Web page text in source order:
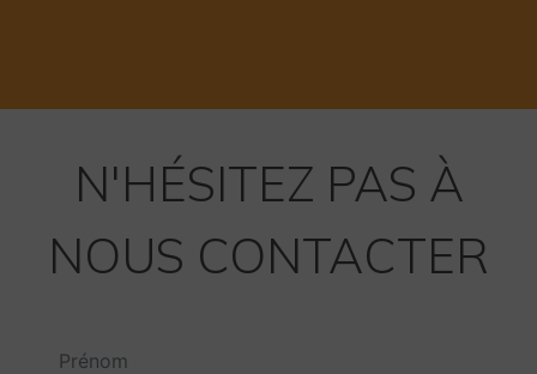
N'HÉSITEZ PAS À
NOUS CONTACTER